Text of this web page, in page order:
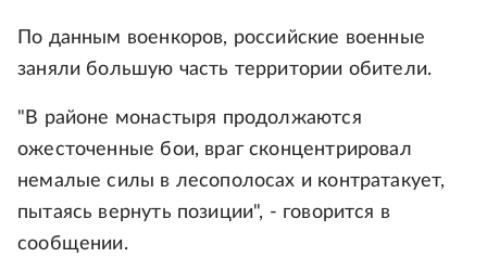
По данным военкоров, российские военные
заняли большую часть территории обители.
"В районе монастыря продолжаются
ожесточенные бои, враг сконцентрировал
немалые силы в лесополосах и контратакует,
пытаясь вернуть позиции", - говорится в
сообщении.